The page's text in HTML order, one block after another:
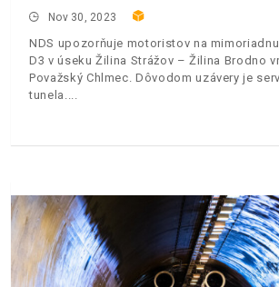
Nov 30, 2023
NDS upozorňuje motoristov na
D3 v úseku Žilina Strážov – Žilina Brodno
Považský Chlmec. Dôvodom uzávery je
tunela.